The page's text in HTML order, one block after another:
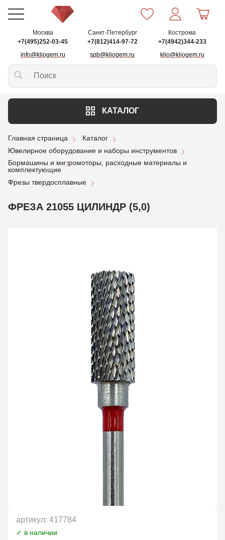
Москва
+7(495)252-03-45
info@kliogem.ru
Санкт-Петербург
+7(812)414-97-72
spb@kliogem.ru
Кострома
+7(4942)344-233
klio@kliogem.ru
КАТАЛОГ
Главная страница
Каталог
Ювелирное оборудование и наборы инструментов
Бормашины и микромоторы, расходные материалы и
комплектующие
Фрезы твердосплавные
ФРЕЗА 21055 ЦИЛИНДР (5,0)
артикул: 417784
✓ в наличии